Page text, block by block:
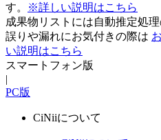
す。
※詳しい説明はこちら
成果物リストには自動推定処
誤りや漏れにお気付きの際は
い説明はこちら
スマートフォン版
|
PC版
CiNiiについて